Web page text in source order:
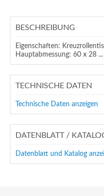
BESCHREIBUNG
Eigenschaften:
Hauptabmessung: 60 x 28 ...
TECHNISCHE DATEN
Technische Daten anzeigen
DATENBLATT /
Datenblatt und Katalog